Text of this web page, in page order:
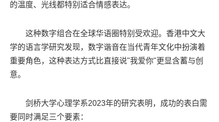
的温度、光线都特别适合情感表达。
这种数字组合在全球华语圈特别受欢迎。香港中文大
学的语言学研究发现，数字谐音在当代青年文化中扮演着
重要角色，这种表达方式比直接说"我爱你"更显含蓄与创
意。
剑桥大学心理学系2023年的研究表明，成功的表白需
要同时满足三个要素：